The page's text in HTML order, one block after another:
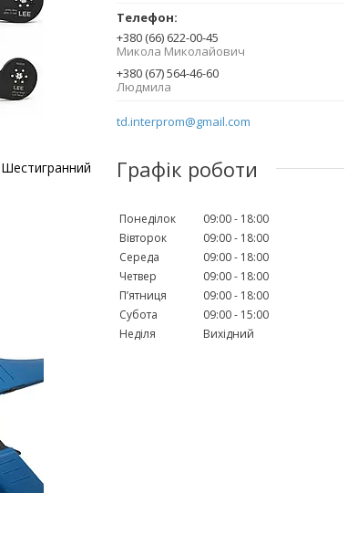
+380 (66) 622-00-45
Микола Миколайович
+380 (67) 564-46-60
Людмила
td.interprom@gmail.com
Графік роботи
Понеділок 09:00
18:00
Вівторок
09:00
18:00
Середа
09:00
18:00
Четвер
09:00
18:00
Пʼятниця
09:00
18:00
Субота
09:00
15:00
Неділя
Вихідний